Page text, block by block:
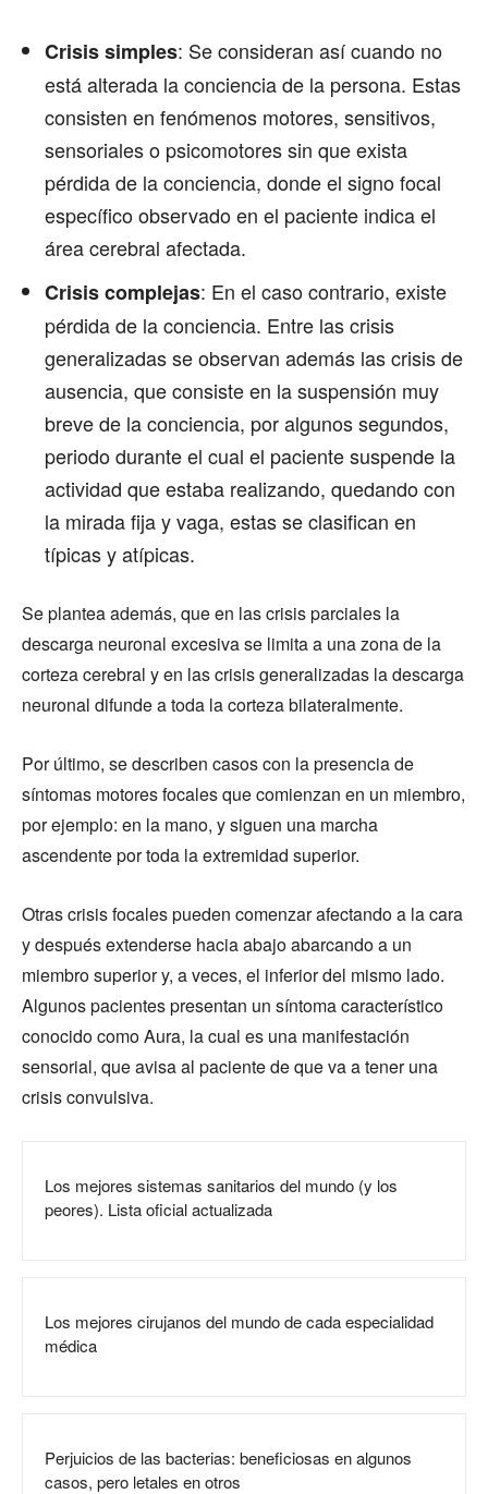
Crisis simples: Se consideran así cuando no
está alterada la conciencia de la persona. Estas
consisten en fenómenos motores, sensitivos,
sensoriales o psicomotores sin que exista
pérdida de la conciencia, donde el signo focal
específico observado en el paciente indica el
área cerebral afectada.
Crisis complejas: En el caso contrario, existe
pérdida de la conciencia. Entre las crisis
generalizadas se observan además las crisis de
ausencia, que consiste en la suspensión muy
breve de la conciencia, por algunos segundos,
periodo durante el cual el paciente suspende la
actividad que estaba realizando, quedando con
la mirada fija y vaga, estas se clasifican en
típicas y atípicas.
Se plantea además, que en las crisis parciales la
descarga neuronal excesiva se limita a una zona de la
corteza cerebral y en las crisis generalizadas la descarga
neuronal difunde a toda la corteza bilateralmente.
Por último, se describen casos con la presencia de
síntomas motores focales que comienzan en un miembro,
por ejemplo: en la mano, y siguen una marcha
ascendente por toda la extremidad superior.
Otras crisis focales pueden comenzar afectando a la cara
y después extenderse hacia abajo abarcando a un
miembro superior y, a veces, el inferior del mismo lado.
Algunos pacientes presentan un síntoma característico
conocido como Aura, la cual es una manifestación
sensorial, que avisa al paciente de que va a tener una
crisis convulsiva.
Los mejores sistemas sanitarios del mundo (y los
peores). Lista oficial actualizada
Los mejores cirujanos del mundo de cada especialidad
médica
Perjuicios de las bacterias: beneficiosas en algunos
casos, pero letales en otros